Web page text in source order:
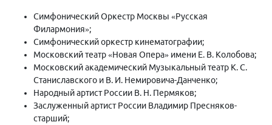
Симфонический Оркестр Москвы «Русская
Филармония»;
Симфонический оркестр кинематографии;
Московский театр «Новая Опера» имени Е. В. Колобова;
Московский академический Музыкальный театр К. С.
Станиславского и В. И. Немировича-Данченко;
Народный артист России В. Н. Пермяков;
Заслуженный артист России Владимир Пресняков-
старший;